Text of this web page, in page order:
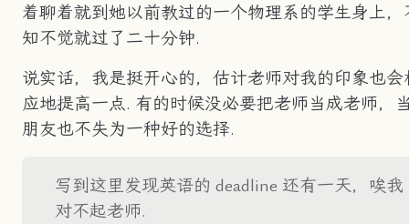
着聊着就到她以前教过的一个物理系的学生身上，
知不觉就过了二十分钟.
说实话，我是挺开心的，估计老师对我的印象也会
应地提高一点. 有的时候没必要把老师当成老师，
朋友也不失为一种好的选择.
写到这里发现英语的 deadline 还有一天，唉我
对不起老师.